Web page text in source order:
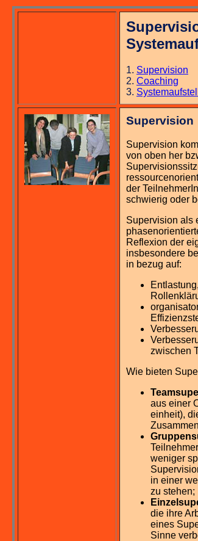
1. Supervision
2. Coaching
3.
Supervision
Supervision
von oben her
der
schwierig oder
Supervision als
Reflexion der
insbesondere
in bezug auf:
zwischen
Wie bieten
aus einer
einheit),
weniger
in einer
zu stehen;
die ihre
eines
Sinne